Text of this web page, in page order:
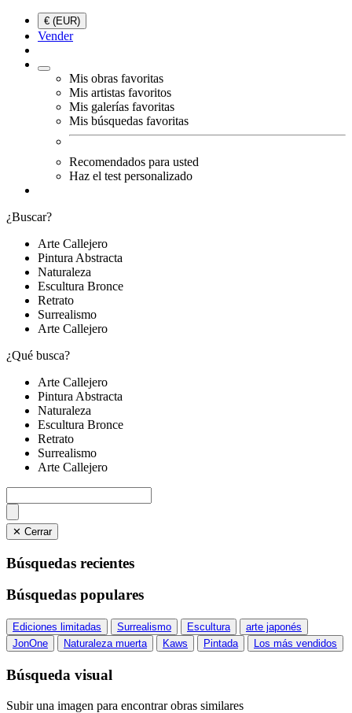
€ (EUR)
Vender
Mis obras favoritas
Mis artistas favoritos
Mis galerías favoritas
Mis búsquedas favoritas
Recomendados para usted
Haz el test personalizado
¿Buscar?
Arte Callejero
Pintura Abstracta
Naturaleza
Escultura Bronce
Retrato
Surrealismo
Arte Callejero
¿Qué busca?
Arte Callejero
Pintura Abstracta
Naturaleza
Escultura Bronce
Retrato
Surrealismo
Arte Callejero
✕ Cerrar
Búsquedas recientes
Búsquedas populares
Ediciones limitadas Surrealismo Escultura
arte japonés
JonOne
Naturaleza muerta Kaws Pintada Los más vendidos
Búsqueda visual
Subir una imagen para encontrar obras similares